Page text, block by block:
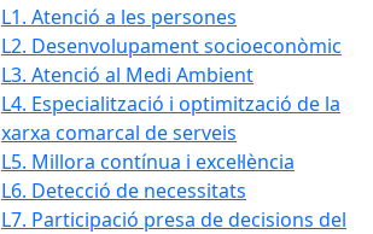
L1. Atenció a les persones
L2. Desenvolupament socioeconòmic
L3. Atenció al Medi Ambient
L4. Especialització i optimització de la
xarxa comarcal de serveis
L5. Millora contínua i excel·lència
L6. Detecció de necessitats
L7. Participació presa de decisions del